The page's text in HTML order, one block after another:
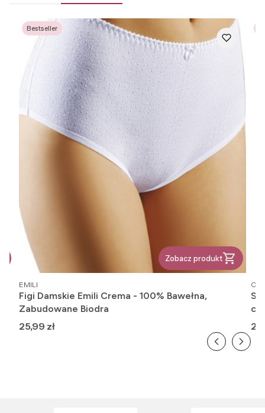
Bestseller
Zobacz produkt
PRODUCENT
EMILI
Figi Damskie Emili Crema - 100% Bawełna,
Zabudowane Biodra
Cena
25,99 zł